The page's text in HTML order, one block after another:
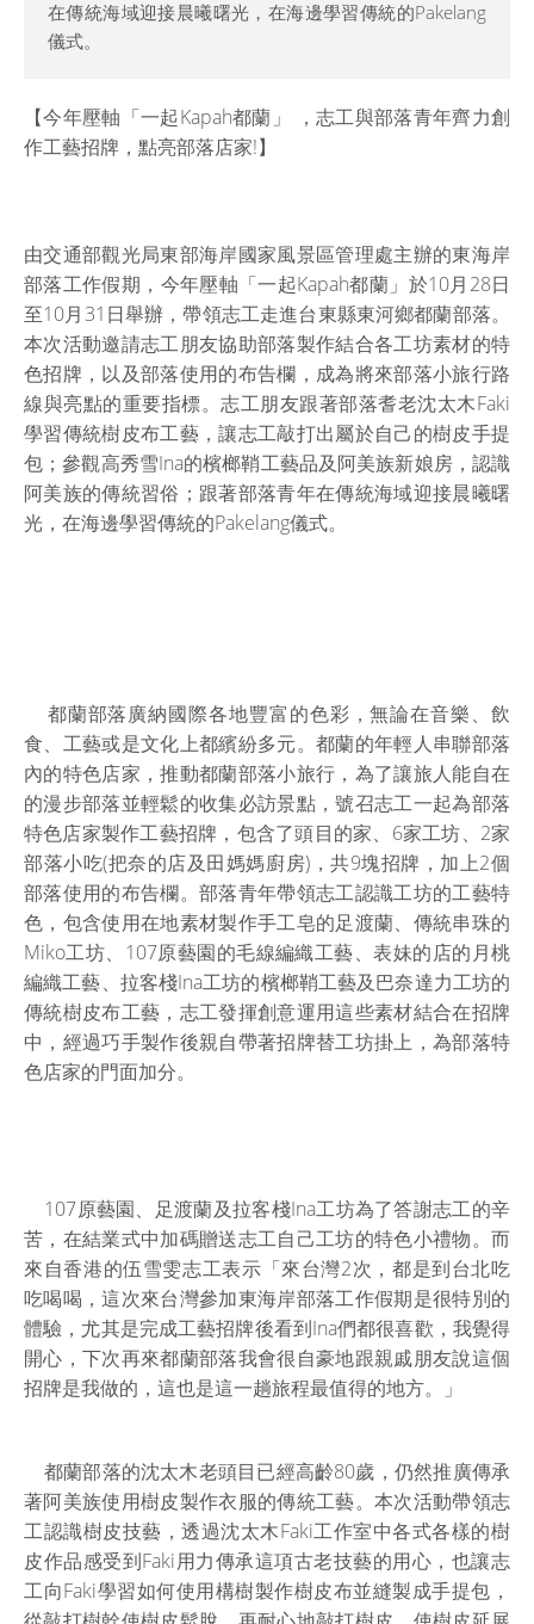
在傳統海域迎接晨曦曙光，在海邊學習傳統的Pakelang
儀式。
【今年壓軸「一起Kapah都蘭」 ，志工與部落青年齊力創
作工藝招牌，點亮部落店家!】
由交通部觀光局東部海岸國家風景區管理處主辦的東海岸
部落工作假期，今年壓軸「一起Kapah都蘭」於10月28日
至10月31日舉辦，帶領志工走進台東縣東河鄉都蘭部落。
本次活動邀請志工朋友協助部落製作結合各工坊素材的特
色招牌，以及部落使用的布告欄，成為將來部落小旅行路
線與亮點的重要指標。志工朋友跟著部落耆老沈太木Faki
學習傳統樹皮布工藝，讓志工敲打出屬於自己的樹皮手提
包；參觀高秀雪Ina的檳榔鞘工藝品及阿美族新娘房，認識
阿美族的傳統習俗；跟著部落青年在傳統海域迎接晨曦曙
光，在海邊學習傳統的Pakelang儀式。
都蘭部落廣納國際各地豐富的色彩，無論在音樂、飲
食、工藝或是文化上都繽紛多元。都蘭的年輕人串聯部落
內的特色店家，推動都蘭部落小旅行，為了讓旅人能自在
的漫步部落並輕鬆的收集必訪景點，號召志工一起為部落
特色店家製作工藝招牌，包含了頭目的家、6家工坊、2家
部落小吃(把奈的店及田媽媽廚房)，共9塊招牌，加上2個
部落使用的布告欄。部落青年帶領志工認識工坊的工藝特
色，包含使用在地素材製作手工皂的足渡蘭、傳統串珠的
Miko工坊、107原藝園的毛線編織工藝、表妹的店的月桃
編織工藝、拉客棧Ina工坊的檳榔鞘工藝及巴奈達力工坊的
傳統樹皮布工藝，志工發揮創意運用這些素材結合在招牌
中，經過巧手製作後親自帶著招牌替工坊掛上，為部落特
色店家的門面加分。
107原藝園、足渡蘭及拉客棧Ina工坊為了答謝志工的辛
苦，在結業式中加碼贈送志工自己工坊的特色小禮物。而
來自香港的伍雪雯志工表示「來台灣2次，都是到台北吃
吃喝喝，這次來台灣參加東海岸部落工作假期是很特別的
體驗，尤其是完成工藝招牌後看到Ina們都很喜歡，我覺得
開心，下次再來都蘭部落我會很自豪地跟親戚朋友說這個
招牌是我做的，這也是這一趟旅程最值得的地方。」
都蘭部落的沈太木老頭目已經高齡80歲，仍然推廣傳承
著阿美族使用樹皮製作衣服的傳統工藝。本次活動帶領志
工認識樹皮技藝，透過沈太木Faki工作室中各式各樣的樹
皮作品感受到Faki用力傳承這項古老技藝的用心，也讓志
工向Faki學習如何使用構樹製作樹皮布並縫製成手提包，